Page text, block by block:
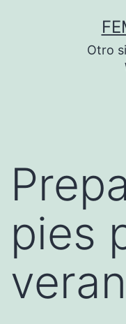
Otro
pies